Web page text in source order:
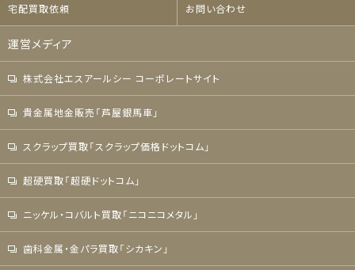
宅配買取依頼 お問い合わせ
運営メディア
株式会社エスアールシー コーポレートサイト
貴金属地金販売「芦屋銀馬車」
スクラップ買取「スクラップ価格ドットコム」
超硬買取「超硬ドットコム」
ニッケル・コバルト買取「ニコニコメタル」
歯科金属・金パラ買取「シカキン」